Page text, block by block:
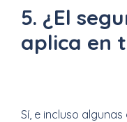
5. ¿El
aplica en
Sí, e incluso